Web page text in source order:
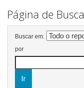
Página de Busca
Buscar em:
por